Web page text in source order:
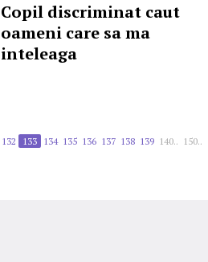
Copil discriminat caut
oameni care sa ma
inteleaga
132 133 134 135 136 137 138 139 140.. 150..